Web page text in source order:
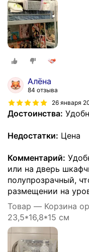
Алёна
84 отзыва
26 января
Достоинства:
Недостатки: Цена
Комментарий:
или на дверь
полупрозрачный,
размещении на
Товар — Корзина
23,5*16,8*15 см